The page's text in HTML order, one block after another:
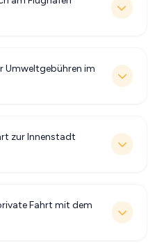
Umweltgebühren im
zur Innenstadt
Fahrt mit dem